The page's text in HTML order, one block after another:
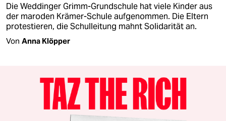
Die Weddinger Grimm-Grundschule hat viele Kinder aus
der maroden Krämer-Schule aufgenommen. Die Eltern
protestieren, die Schulleitung mahnt Solidarität an.
Von Anna Klöpper